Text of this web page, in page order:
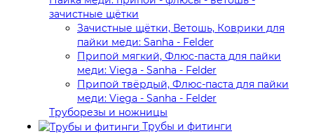
зачистные щётки
Зачистные щётки, Ветошь, Коврики для
пайки меди: Sanha - Felder
Припой мягкий, Флюс-паста для пайки
меди: Viega - Sanha - Felder
Припой твёрдый, Флюс-паста для пайки
меди: Viega - Sanha - Felder
Труборезы и ножницы
Трубы и фитинги